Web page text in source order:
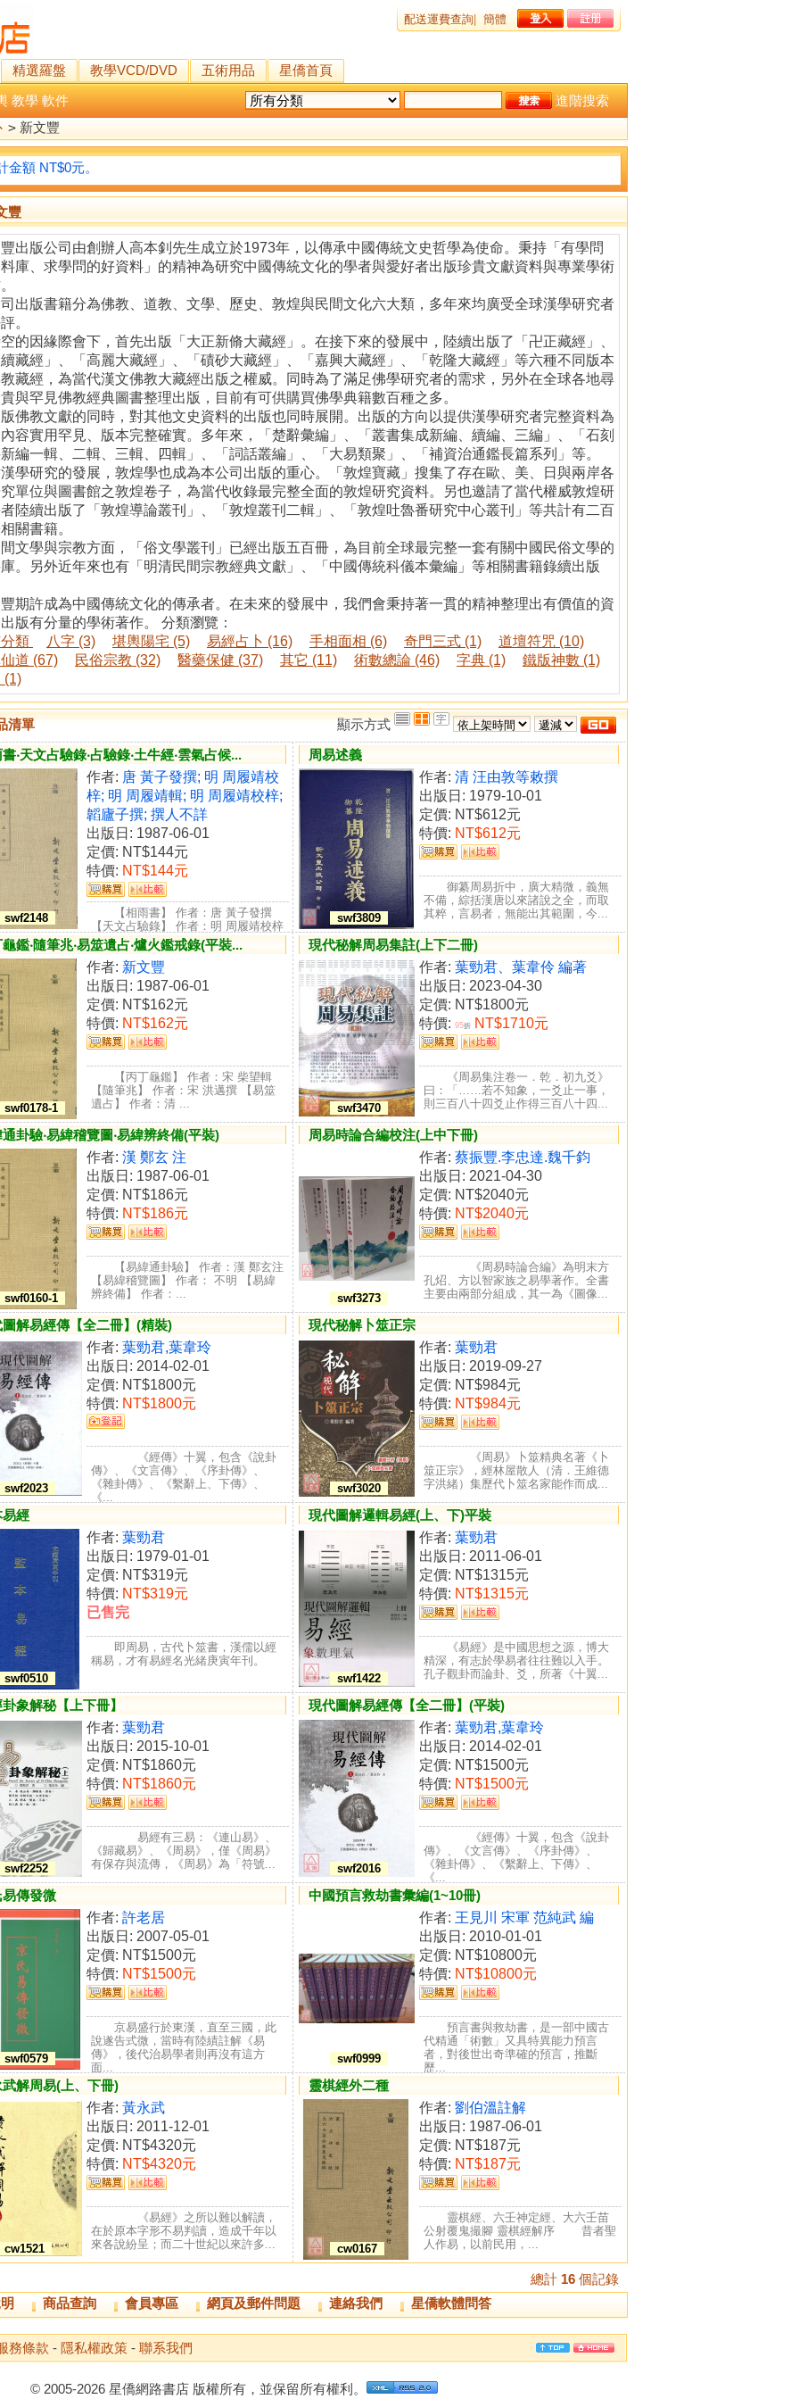
配送運費查詢 簡體
精選羅盤 教學VCD/DVD 五術用品
星僑首頁
教學 軟件
進階搜索
> 新文豐
額 NT$0元。
豐
出版公司由創辦人高本釗先生成立於1973年，以傳承中國傳統文史哲學為使命。秉持「有學問
庫、求學問的好資料」的精神為研究中國傳統文化的學者與愛好者出版珍貴文獻資料與專業學術
出版書籍分為佛教、道教、文學、歷史、敦煌與民間文化六大類，多年來均廣受全球漢學研究者
。
的因緣際會下，首先出版「大正新脩大藏經」。在接下來的發展中，陸續出版了「卍正藏經」、
藏經」、「高麗大藏經」、「磧砂大藏經」、「嘉興大藏經」、「乾隆大藏經」等六種不同版本
藏經，為當代漢文佛教大藏經出版之權威。同時為了滿足佛學研究者的需求，另外在全球各地尋
與罕見佛教經典圖書整理出版，目前有可供購買佛學典籍數百種之多。
佛教文獻的同時，對其他文史資料的出版也同時展開。出版的方向以提供漢學研究者完整資料為
容實用罕見、版本完整確實。多年來，「楚辭彙編」、「叢書集成新編、續編、三編」、「石刻
編一輯、二輯、三輯、四輯」、「詞話叢編」、「大易類聚」、「補資治通鑑長篇系列」等。
學研究的發展，敦煌學也成為本公司出版的重心。「敦煌寶藏」搜集了存在歐、美、日與兩岸各
單位與圖書館之敦煌卷子，為當代收錄最完整全面的敦煌研究資料。另也邀請了當代權威敦煌研
陸續出版了「敦煌導論叢刊」、「敦煌叢刊二輯」、「敦煌吐魯番研究中心叢刊」等共計有二百
關書籍。
文學與宗教方面，「俗文學叢刊」已經出版五百冊，為目前全球最完整一套有關中國民俗文學的
。另外近年來也有「明清民間宗教經典文獻」、「中國傳統科儀本彙編」等相關書籍錄續出版
期許成為中國傳統文化的傳承者。在未來的發展中，我們會秉持著一貫的精神整理出有價值的資
版有分量的學術著作。 分類瀏覽：
類
八字 (3) 堪輿陽宅 (5) 易經占卜 (16) 手相面相 (6) 奇門三式 (1)
道壇符咒 (10)
道 (67)
民俗宗教 (32) 醫藥保健 (37) 其它 (11) 術數總論 (46) 字典 (1)
鐵版神數 (1)
(1)
清單
顯示方式
‧天文占驗錄‧占驗錄‧土牛經‧雲氣占候...
swf2148
作者: 唐 黃子發撰; 明 周履靖校
梓; 明 周履靖輯; 明 周履靖校梓;
韜廬子撰; 撰人不詳
出版日: 1987-06-01
定價: NT$144元
特價: NT$144元
【相雨書】 作者：唐 黃子發撰
【天文占驗錄】 作者：明 周履靖校梓
【占驗錄】 作者...
周易述義
swf3809
作者: 清 汪由敦等敕撰
出版日: 1979-10-01
定價: NT$612元
特價: NT$612元
御纂周易折中，廣大精微，義無
不備，綜括漢唐以來諸說之全，而取
其粹，言易者，無能出其範圍，今...
鑑‧隨筆兆‧易筮遺占‧爐火鑑戒錄(平裝...
swf0178-1
作者: 新文豐
出版日: 1987-06-01
定價: NT$162元
特價: NT$162元
【丙丁龜鑑】 作者：宋 柴望輯
【隨筆兆】 作者：宋 洪邁撰 【易筮
遺占】 作者：清 ...
現代秘解周易集註(上下二冊)
swf3470
作者: 葉勁君、葉韋伶 編著
出版日: 2023-04-30
定價: NT$1800元
特價: 95折 NT$1710元
《周易集注卷一．乾．初九爻》
曰：「……若不知象，一爻止一事，
則三百八十四爻止作得三百八十四...
卦驗‧易緯稽覽圖‧易緯辨終備(平裝)
swf0160-1
作者: 漢 鄭玄 注
出版日: 1987-06-01
定價: NT$186元
特價: NT$186元
【易緯通卦驗】 作者：漢 鄭玄注
【易緯稽覽圖】 作者： 不明 【易緯
辨終備】 作者：...
周易時論合編校注(上中下冊)
swf3273
作者: 蔡振豐.李忠達.魏千鈞
出版日: 2021-04-30
定價: NT$2040元
特價: NT$2040元
《周易時論合編》為明末方
孔炤、方以智家族之易學著作。全書
主要由兩部分組成，其一為《圖像...
解易經傳【全二冊】(精裝)
swf2023
作者: 葉勁君,葉韋玲
出版日: 2014-02-01
定價: NT$1800元
特價: NT$1800元
《經傳》十翼，包含《說卦
傳》、《文言傳》、《序卦傳》、
《雜卦傳》、《繫辭上、下傳》、
《...
現代秘解卜筮正宗
swf3020
作者: 葉勁君
出版日: 2019-09-27
定價: NT$984元
特價: NT$984元
《周易》卜筮精典名著《卜
筮正宗》，經林屋散人（清．王維德
字洪緒）集歷代卜筮名家能作而成...
經
swf0510
作者: 葉勁君
出版日: 1979-01-01
定價: NT$319元
特價: NT$319元
已售完
即周易，古代卜筮書，漢儒以經
稱易，才有易經名光緒庚寅年刊。
現代圖解邏輯易經(上、下)平裝
swf1422
作者: 葉勁君
出版日: 2011-06-01
定價: NT$1315元
特價: NT$1315元
《易經》是中國思想之源，博大
精深，有志於學易者往往難以入手。
孔子觀卦而論卦、爻，所著《十翼...
象解秘【上下冊】
swf2252
作者: 葉勁君
出版日: 2015-10-01
定價: NT$1860元
特價: NT$1860元
易經有三易：《連山易》、
《歸藏易》、《周易》，僅《周易》
有保存與流傳，《周易》為「符號...
現代圖解易經傳【全二冊】(平裝)
swf2016
作者: 葉勁君,葉韋玲
出版日: 2014-02-01
定價: NT$1500元
特價: NT$1500元
《經傳》十翼，包含《說卦
傳》、《文言傳》、《序卦傳》、
《雜卦傳》、《繫辭上、下傳》、
《...
傳發微
swf0579
作者: 許老居
出版日: 2007-05-01
定價: NT$1500元
特價: NT$1500元
京易盛行於東漢，直至三國，此
說遂告式微，當時有陸績註解《易
傳》，後代治易學者則再沒有這方
面...
中國預言救劫書彙編(1~10冊)
swf0999
作者: 王見川 宋軍 范純武 編
出版日: 2010-01-01
定價: NT$10800元
特價: NT$10800元
預言書與救劫書，是一部中國古
代精通「術數」又具特異能力預言
者，對後世出奇準確的預言，推斷
歷...
解周易(上、下冊)
cw1521
作者: 黃永武
出版日: 2011-12-01
定價: NT$4320元
特價: NT$4320元
《易經》之所以難以解讀，
在於原本字形不易判讀，造成千年以
來各說紛呈；而二十世紀以來許多...
靈棋經外二種
cw0167
作者: 劉伯溫註解
出版日: 1987-06-01
定價: NT$187元
特價: NT$187元
靈棋經、六壬神定經、大六壬苗
公射覆鬼撮腳 靈棋經解序 昔者聖
人作易，以前民用，...
總計 16 個記錄
商品查詢 會員專區 網頁及郵件問題 連絡我們 星僑軟體問答
務條款 - 隱私權政策 - 聯系我們
© 2005-2026 星僑網路書店 版權所有，並保留所有權利。